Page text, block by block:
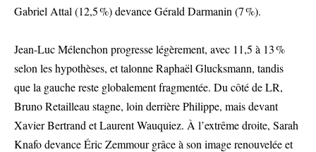
Gabriel Attal (12,5 %) devance Gérald Darmanin (7 %).
Jean-Luc Mélenchon progresse légèrement, avec 11,5 à 13 %
selon les hypothèses, et talonne Raphaël Glucksmann, tandis
que la gauche reste globalement fragmentée. Du côté de LR,
Bruno Retailleau stagne, loin derrière Philippe, mais devant
Xavier Bertrand et Laurent Wauquiez. À l’extrême droite, Sarah
Knafo devance Éric Zemmour grâce à son image renouvelée et